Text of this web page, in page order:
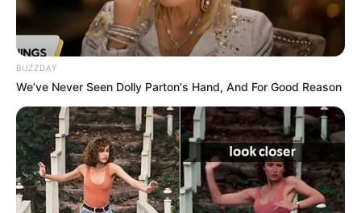
BUZZDAY
We’ve Never Seen Dolly Parton's Hand, And For Good Reason